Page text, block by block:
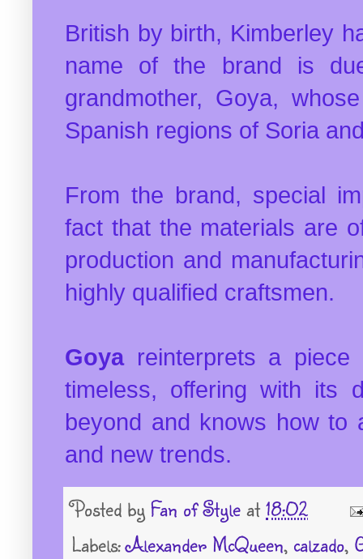
British by birth, Kimberley
name of the brand is
grandmother, Goya,
Spanish regions of Soria
From the brand, special
fact that the materials are
production and
highly qualified craftsmen.
Goyareinterprets a piece
timeless, offering with its
beyond and knows how to
and new trends.
Posted by Fan of Style at 18:02
Labels:Alexander McQueen, calzado,